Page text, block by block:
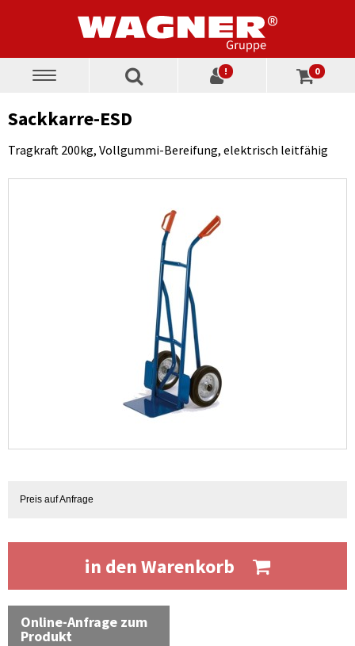
Toggle
! 0
Sackkarre-ESD
Tragkraft 200kg, Vollgummi-Bereifung, elektrisch leitfähig
Preis auf Anfrage
in den Warenkorb
Online-Anfrage zum
Produkt